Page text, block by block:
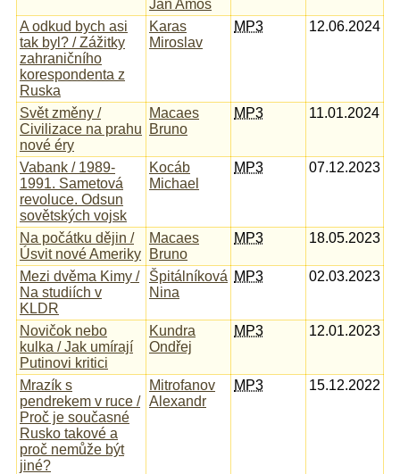
Jan Amos
A odkud bych asi
tak byl? / Zážitky
zahraničního
korespondenta z
Ruska
Karas
Miroslav
MP3 12.06.2024
Svět změny /
Civilizace na prahu
nové éry
Macaes
Bruno
MP3 11.01.2024
Vabank / 1989-
1991. Sametová
revoluce. Odsun
sovětských vojsk
Kocáb
Michael
MP3 07.12.2023
Na počátku dějin /
Úsvit nové Ameriky
Macaes
Bruno
MP3 18.05.2023
Mezi dvěma Kimy /
Na studiích v
KLDR
Špitálníková
Nina
MP3 02.03.2023
Novičok nebo
kulka / Jak umírají
Putinovi kritici
Kundra
Ondřej
MP3 12.01.2023
Mrazík s
pendrekem v ruce /
Proč je současné
Rusko takové a
proč nemůže být
jiné?
Mitrofanov
Alexandr
MP3 15.12.2022